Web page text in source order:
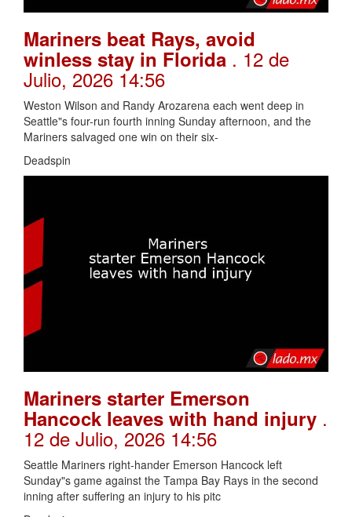
Mariners beat Rays, avoid
winless stay in Florida . 12 de
Julio, 2026 14:56
Weston Wilson and Randy Arozarena each went deep in
Seattle"s four-run fourth inning Sunday afternoon, and the
Mariners salvaged one win on their six-
Deadspin
Mariners starter Emerson
Hancock leaves with hand injury .
12 de Julio, 2026 14:56
Seattle Mariners right-hander Emerson Hancock left
Sunday"s game against the Tampa Bay Rays in the second
inning after suffering an injury to his pitc